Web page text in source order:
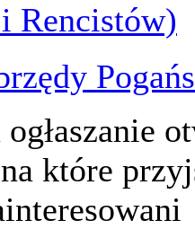
Rencistów)
które